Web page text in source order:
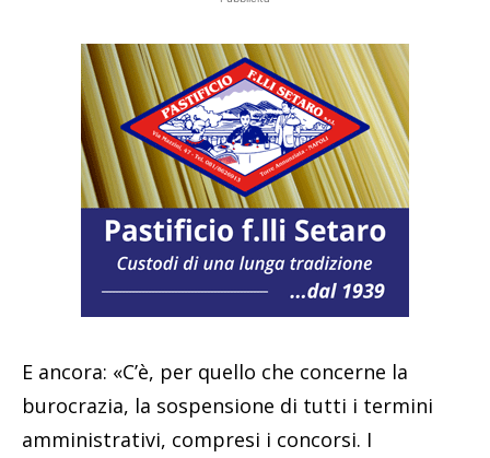
E ancora: «C’è, per quello che concerne la
burocrazia, la sospensione di tutti i termini
amministrativi, compresi i concorsi. I